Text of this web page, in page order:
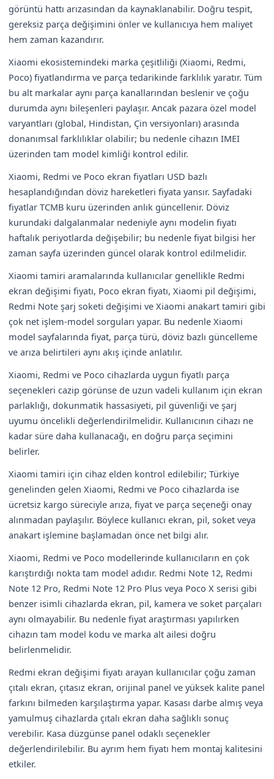
görüntü hattı arızasından da kaynaklanabilir. Doğru tespit,
gereksiz parça değişimini önler ve kullanıcıya hem maliyet
hem zaman kazandırır.
Xiaomi ekosistemindeki marka çeşitliliği (Xiaomi, Redmi,
Poco) fiyatlandırma ve parça tedarikinde farklılık yaratır. Tüm
bu alt markalar aynı parça kanallarından beslenir ve çoğu
durumda aynı bileşenleri paylaşır. Ancak pazara özel model
varyantları (global, Hindistan, Çin versiyonları) arasında
donanımsal farklılıklar olabilir; bu nedenle cihazın IMEI
üzerinden tam model kimliği kontrol edilir.
Xiaomi, Redmi ve Poco ekran fiyatları USD bazlı
hesaplandığından döviz hareketleri fiyata yansır. Sayfadaki
fiyatlar TCMB kuru üzerinden anlık güncellenir. Döviz
kurundaki dalgalanmalar nedeniyle aynı modelin fiyatı
haftalık periyotlarda değişebilir; bu nedenle fiyat bilgisi her
zaman sayfa üzerinden güncel olarak kontrol edilmelidir.
Xiaomi tamiri aramalarında kullanıcılar genellikle Redmi
ekran değişimi fiyatı, Poco ekran fiyatı, Xiaomi pil değişimi,
Redmi Note şarj soketi değişimi ve Xiaomi anakart tamiri gibi
çok net işlem-model sorguları yapar. Bu nedenle Xiaomi
model sayfalarında fiyat, parça türü, döviz bazlı güncelleme
ve arıza belirtileri aynı akış içinde anlatılır.
Xiaomi, Redmi ve Poco cihazlarda uygun fiyatlı parça
seçenekleri cazip görünse de uzun vadeli kullanım için ekran
parlaklığı, dokunmatik hassasiyeti, pil güvenliği ve şarj
uyumu öncelikli değerlendirilmelidir. Kullanıcının cihazı ne
kadar süre daha kullanacağı, en doğru parça seçimini
belirler.
Xiaomi tamiri için cihaz elden kontrol edilebilir; Türkiye
genelinden gelen Xiaomi, Redmi ve Poco cihazlarda ise
ücretsiz kargo süreciyle arıza, fiyat ve parça seçeneği onay
alınmadan paylaşılır. Böylece kullanıcı ekran, pil, soket veya
anakart işlemine başlamadan önce net bilgi alır.
Xiaomi, Redmi ve Poco modellerinde kullanıcıların en çok
karıştırdığı nokta tam model adıdır. Redmi Note 12, Redmi
Note 12 Pro, Redmi Note 12 Pro Plus veya Poco X serisi gibi
benzer isimli cihazlarda ekran, pil, kamera ve soket parçaları
aynı olmayabilir. Bu nedenle fiyat araştırması yapılırken
cihazın tam model kodu ve marka alt ailesi doğru
belirlenmelidir.
Redmi ekran değişimi fiyatı arayan kullanıcılar çoğu zaman
çıtalı ekran, çıtasız ekran, orijinal panel ve yüksek kalite panel
farkını bilmeden karşılaştırma yapar. Kasası darbe almış veya
yamulmuş cihazlarda çıtalı ekran daha sağlıklı sonuç
verebilir. Kasa düzgünse panel odaklı seçenekler
değerlendirilebilir. Bu ayrım hem fiyatı hem montaj kalitesini
etkiler.